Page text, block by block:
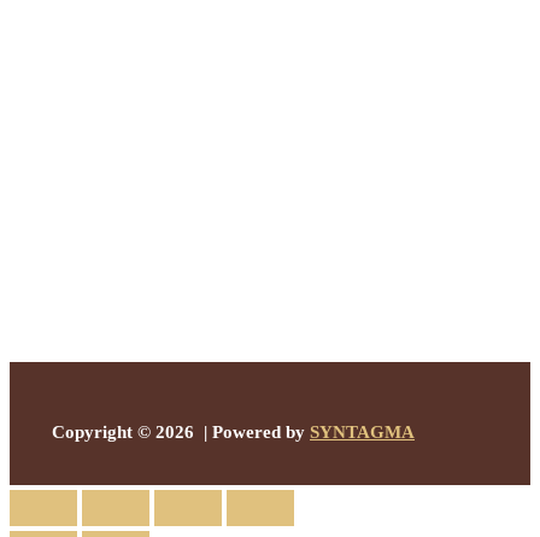
Copyright © 2026 | Powered by SYNTAGMA